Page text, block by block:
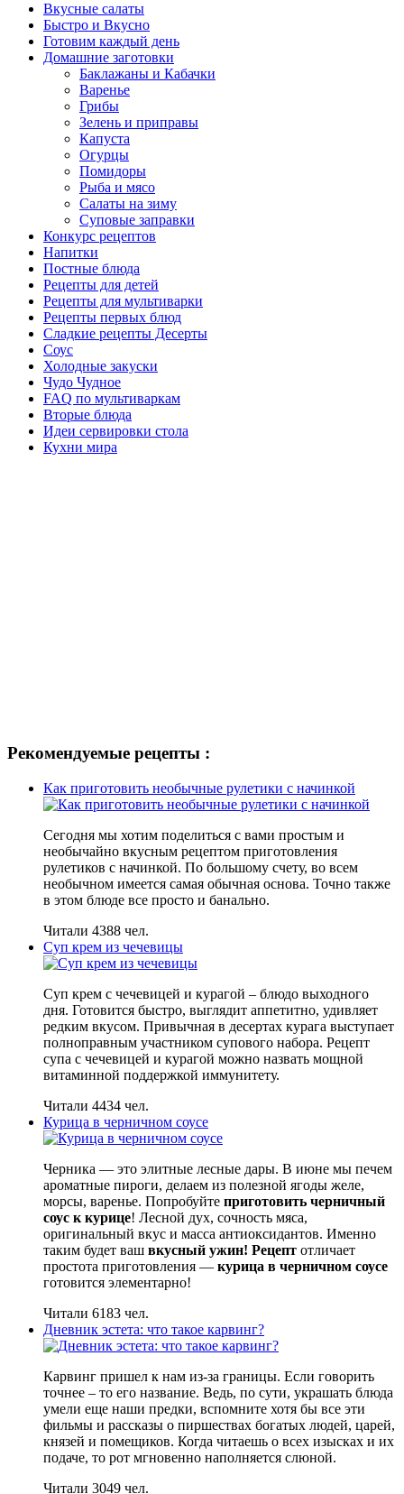
Вкусные салаты
Быстро и Вкусно
Готовим каждый день
Домашние заготовки
Баклажаны и Кабачки
Варенье
Грибы
Зелень и приправы
Капуста
Огурцы
Помидоры
Рыба и мясо
Салаты на зиму
Суповые заправки
Конкурс рецептов
Напитки
Постные блюда
Рецепты для детей
Рецепты для мультиварки
Рецепты первых блюд
Сладкие рецепты Десерты
Соус
Холодные закуски
Чудо Чудное
FAQ по мультиваркам
Вторые блюда
Идеи сервировки стола
Кухни мира
Рекомендуемые рецепты :
Как приготовить необычные рулетики с начинкой
Сегодня мы хотим поделиться с вами простым и
необычайно вкусным рецептом приготовления
рулетиков с начинкой. По большому счету, во всем
необычном имеется самая обычная основа. Точно также
в этом блюде все просто и банально.
Читали 4388 чел.
Суп крем из чечевицы
Суп крем с чечевицей и курагой – блюдо выходного
дня. Готовится быстро, выглядит аппетитно, удивляет
редким вкусом. Привычная в десертах курага выступает
полноправным участником супового набора. Рецепт
супа с чечевицей и курагой можно назвать мощной
витаминной поддержкой иммунитету.
Читали 4434 чел.
Курица в черничном соусе
Черника — это элитные лесные дары. В июне мы печем
ароматные пироги, делаем из полезной ягоды желе,
морсы, варенье. Попробуйте приготовить черничный
соус к курице! Лесной дух, сочность мяса,
оригинальный вкус и масса антиоксидантов. Именно
таким будет ваш вкусный ужин! Рецепт отличает
простота приготовления — курица в черничном соусе
готовится элементарно!
Читали 6183 чел.
Дневник эстета: что такое карвинг?
Карвинг пришел к нам из-за границы. Если говорить
точнее – то его название. Ведь, по сути, украшать блюда
умели еще наши предки, вспомните хотя бы все эти
фильмы и рассказы о пиршествах богатых людей, царей,
князей и помещиков. Когда читаешь о всех изысках и их
подаче, то рот мгновенно наполняется слюной.
Читали 3049 чел.